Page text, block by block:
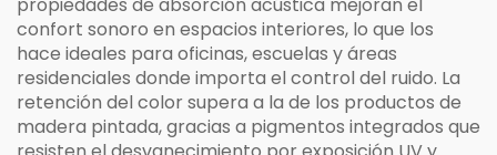
confort sonoro en espacios interiores, lo que los
hace ideales para oficinas, escuelas y áreas
residenciales donde importa el control del ruido. La
retención del color supera a la de los productos de
madera pintada, gracias a pigmentos integrados que